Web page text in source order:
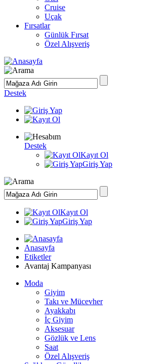
Cruise
Uçak
Fırsatlar
Günlük Fırsat
Özel Alışveriş
Destek
Destek
Kayıt Ol
Giriş Yap
Kayıt Ol
Giriş Yap
Anasayfa
Etiketler
Avantaj Kampanyası
Moda
Giyim
Takı ve Mücevher
Ayakkabı
İç Giyim
Aksesuar
Gözlük ve Lens
Saat
Özel Alışveriş